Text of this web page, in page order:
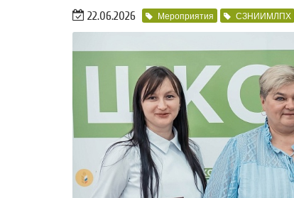
22.06.2026 Мероприятия СЗНИИМЛПХ